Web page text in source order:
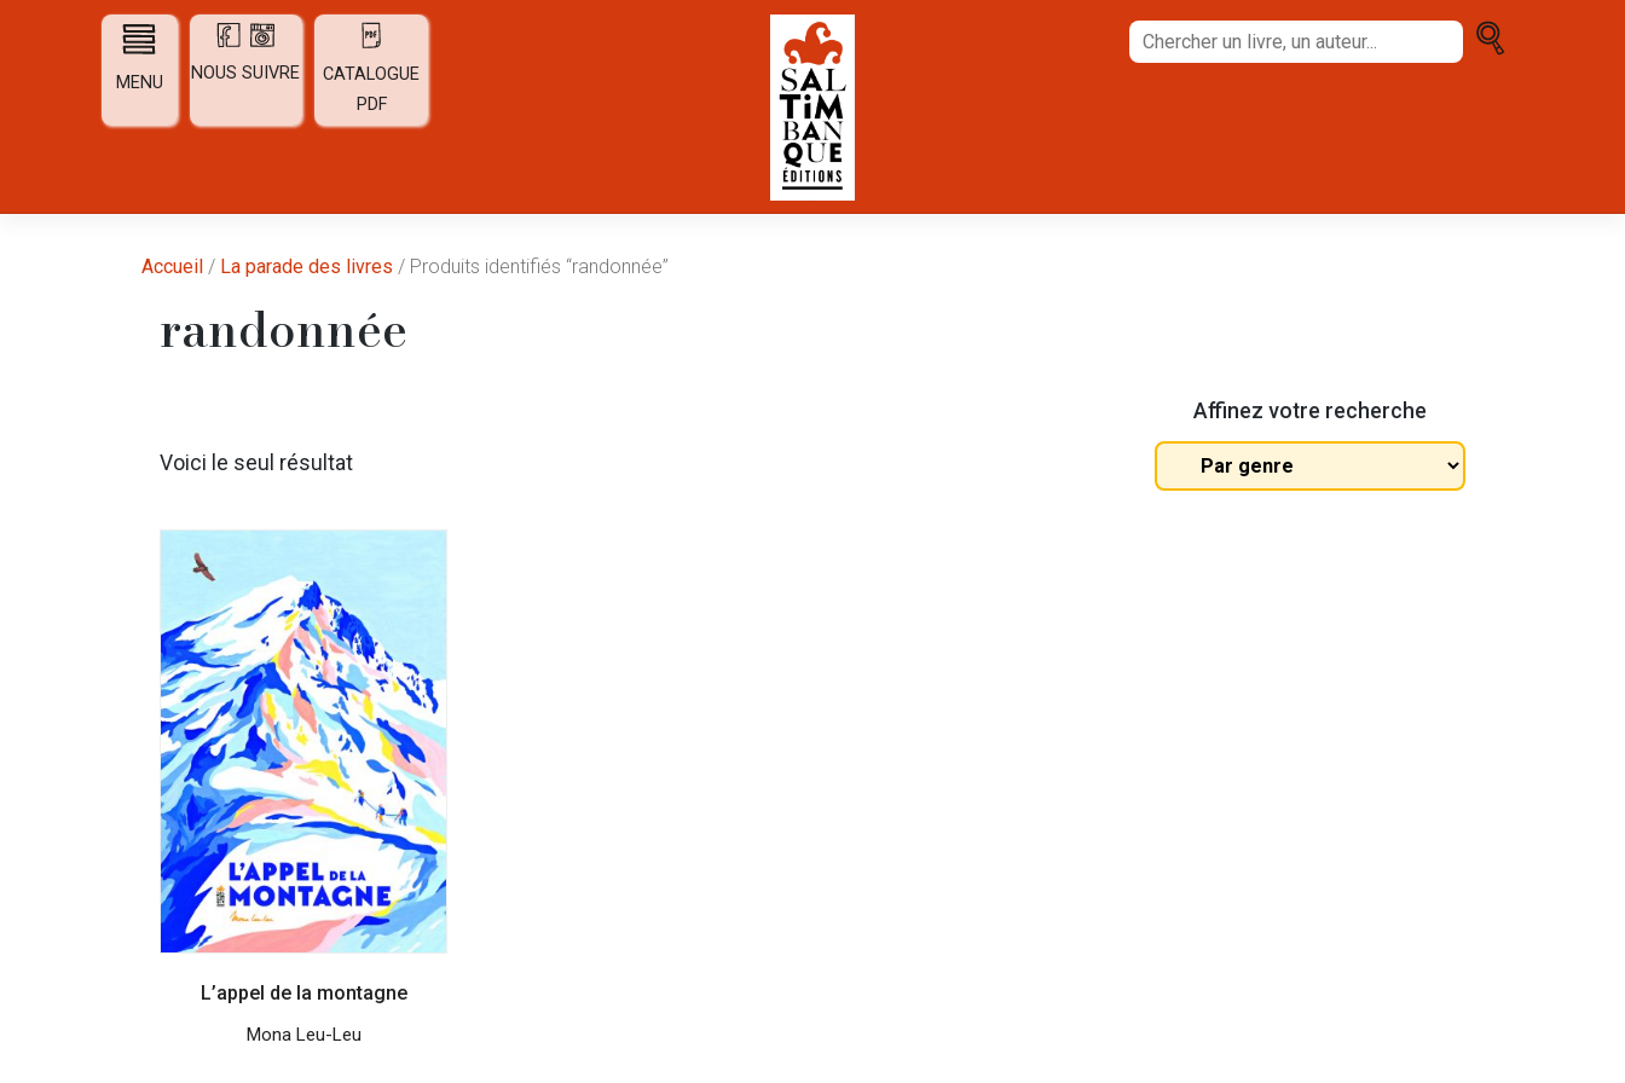
MENU NOUS SUIVRE
CATALOGUE
PDF
Chercher
un
Accueil / La parade des livres / Produits identifiés “randonnée”
randonnée
Affinez votre recherche
Tous
les
Voici le seul résultat
L’appel de la montagne
Mona Leu-Leu